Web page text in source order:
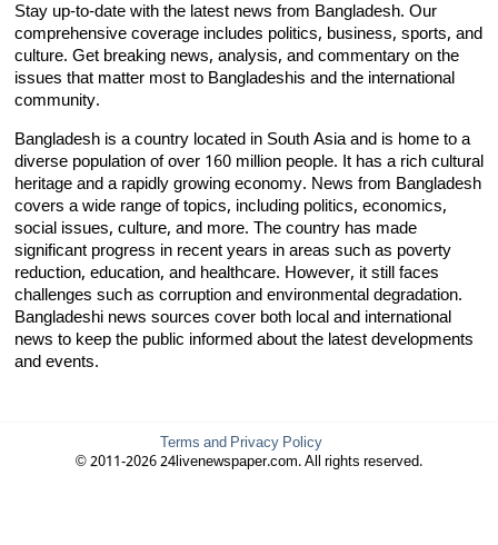
Stay up-to-date with the latest news from Bangladesh. Our
comprehensive coverage includes politics, business, sports, and
culture. Get breaking news, analysis, and commentary on the
issues that matter most to Bangladeshis and the international
community.
Bangladesh is a country located in South Asia and is home to a
diverse population of over 160 million people. It has a rich cultural
heritage and a rapidly growing economy. News from Bangladesh
covers a wide range of topics, including politics, economics,
social issues, culture, and more. The country has made
significant progress in recent years in areas such as poverty
reduction, education, and healthcare. However, it still faces
challenges such as corruption and environmental degradation.
Bangladeshi news sources cover both local and international
news to keep the public informed about the latest developments
and events.
Terms and Privacy Policy
© 2011-2026 24livenewspaper.com. All rights reserved.